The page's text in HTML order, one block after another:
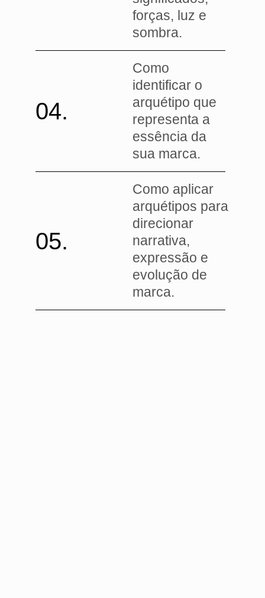
forças, luz e
sombra.
04.
Como
identificar o
arquétipo que
representa a
essência da
sua marca.
05.
Como aplicar
arquétipos para
direcionar
narrativa,
expressão e
evolução de
marca.